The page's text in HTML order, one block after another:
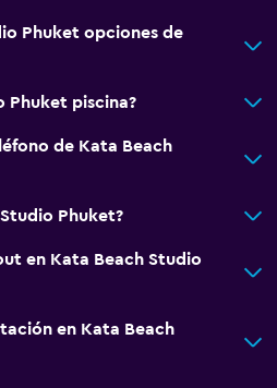
baja
Phuket opciones de
Phuket piscina?
de Kata Beach
Phuket?
en Kata Beach Studio
en Kata Beach